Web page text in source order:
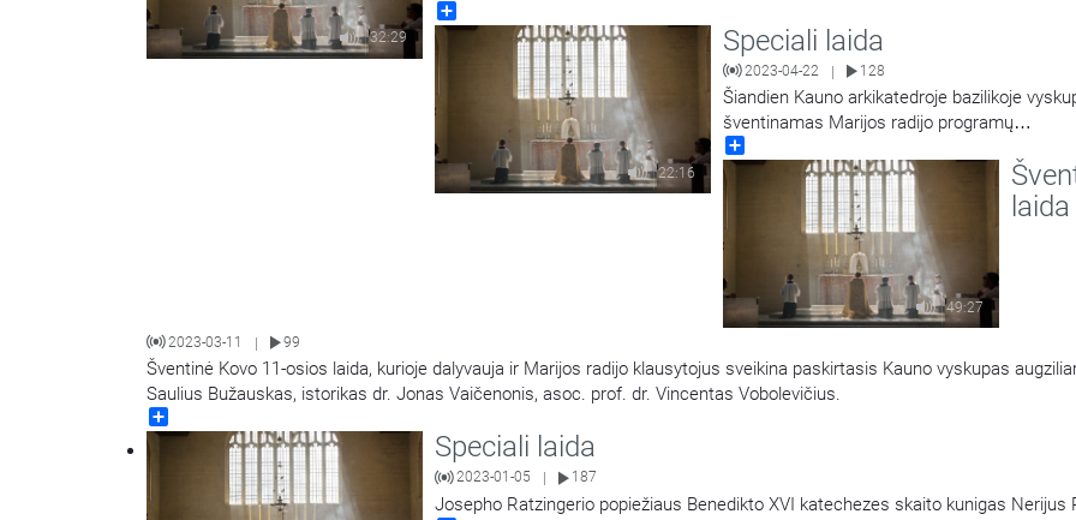
32:29
kviečia klausytojus dalintis tuo, ką Dievas davė: talentais, laiku, ištekliais ir malda.
veda Marijos radijo savanoris laidų vedėjas kunigas …
22:16
Speciali laida
2023-04-22 | 128
Šiandien Kauno arkikatedroje bazilikoje
šventinamas Marijos radijo programų
direktorius, kunigas Saulius Bužauskas.
pasiklausyti šio Marijos radijo klausytojų
dvasininko minčių. Laidą veda Remigijus
49:27
laida
2023-03-11 | 99
Šventinė Kovo 11-osios laida, kurioje dalyvauja ir Marijos radijo klausytojus sveikina paskirtasis Kauno vyskupas
Saulius Bužauskas, istorikas dr. Jonas Vaičenonis, asoc. prof. dr. Vincentas Vobolevičius.
Speciali laida
2023-01-05 187
Josepho Ratzingerio popiežiaus Benedikto XVI katechezes skaito kunigas Nerijus